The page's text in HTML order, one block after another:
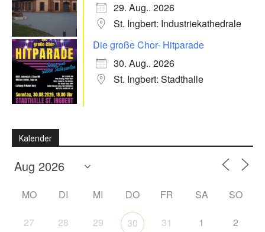
29. Aug.. 2026
St. Ingbert: Industriekathedrale
Die große Chor- Hitparade
30. Aug.. 2026
St. Ingbert: Stadthalle
Kalender
MO DI MI DO FR SA SO
27 28 29 30 31 1 2